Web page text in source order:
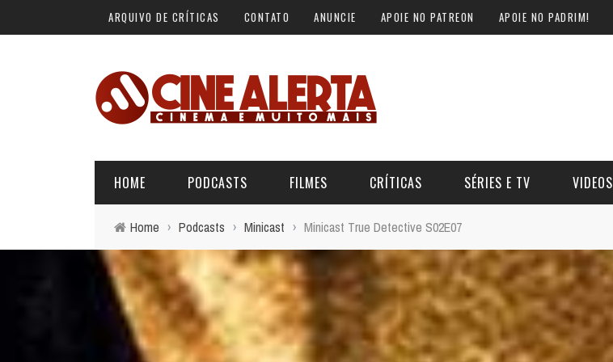
ARQUIVO DE CRÍTICAS CONTATO ANUNCIE APOIE NO PATREON APOIE NO PADRIM!
HOME PODCASTS
ALERTA VERMELHO
ALERTA DE SPOILER
FORA DA CURVA
FILMES CRÍTICAS SÉRIES E TV
ÚLTIMAS REVIEWS
VIDEOS
BÁSICO DO CINEMA
CINERAMA
Home › Podcasts › Minicast › Minicast True Detective S02E07